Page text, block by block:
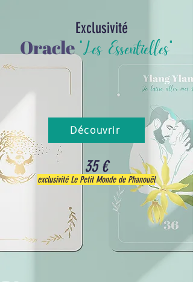
Exclusivité
Oracle"LesEssentielles"
Découvrir
35 €
exclusivité Le Petit Monde de Phanouël